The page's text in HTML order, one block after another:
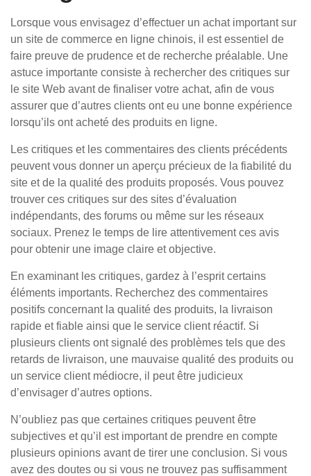
Lorsque vous envisagez d’effectuer un achat important sur
un site de commerce en ligne chinois, il est essentiel de
faire preuve de prudence et de recherche préalable. Une
astuce importante consiste à rechercher des critiques sur
le site Web avant de finaliser votre achat, afin de vous
assurer que d’autres clients ont eu une bonne expérience
lorsqu’ils ont acheté des produits en ligne.
Les critiques et les commentaires des clients précédents
peuvent vous donner un aperçu précieux de la fiabilité du
site et de la qualité des produits proposés. Vous pouvez
trouver ces critiques sur des sites d’évaluation
indépendants, des forums ou même sur les réseaux
sociaux. Prenez le temps de lire attentivement ces avis
pour obtenir une image claire et objective.
En examinant les critiques, gardez à l’esprit certains
éléments importants. Recherchez des commentaires
positifs concernant la qualité des produits, la livraison
rapide et fiable ainsi que le service client réactif. Si
plusieurs clients ont signalé des problèmes tels que des
retards de livraison, une mauvaise qualité des produits ou
un service client médiocre, il peut être judicieux
d’envisager d’autres options.
N’oubliez pas que certaines critiques peuvent être
subjectives et qu’il est important de prendre en compte
plusieurs opinions avant de tirer une conclusion. Si vous
avez des doutes ou si vous ne trouvez pas suffisamment